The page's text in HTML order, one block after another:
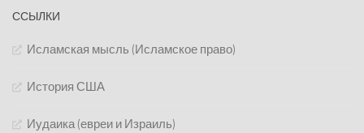
ССЫЛКИ
Исламская мысль (Исламское право)
История США
Иудаика (евреи и Израиль)